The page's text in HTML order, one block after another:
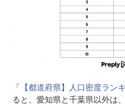
「 【都道府県】人口密度ラン
ると、愛知県と千葉県以外は